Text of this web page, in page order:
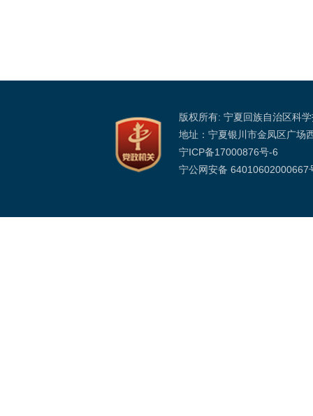
版权所有: 宁夏回族自治区科
地址：宁夏银川市金凤区广场
宁ICP备17000876号-6
宁公网安备 64010602000667